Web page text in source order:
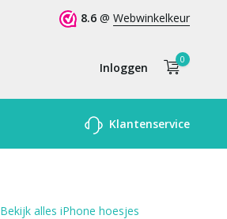
8.6 @ Webwinkelkeur
Inloggen
Account
0
Klantenservice
Bekijk alles iPhone hoesjes